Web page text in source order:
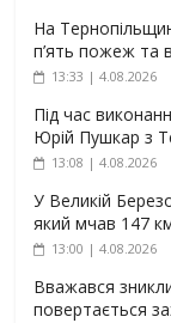
На
п’ять пожеж та
13:33 | 4.08.2026
Під час
Юрій Пушкар з
13:08 | 4.08.2026
У Великій
який мчав 147
13:00 | 4.08.2026
Вважався
повертається